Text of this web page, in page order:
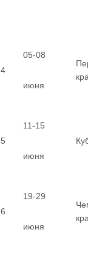
4
05-08
июня
5
11-15
июня
6
19-29
июня